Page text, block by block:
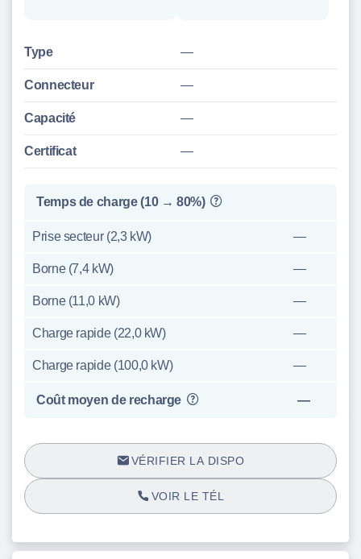
Type —
Connecteur —
Capacité —
Certificat —
Temps de charge (10 → 80%)
Prise secteur (2,3 kW) —
Borne (7,4 kW) —
Borne (11,0 kW) —
Charge rapide (22,0 kW) —
Charge rapide (100,0 kW) —
Coût moyen de recharge —
VÉRIFIER LA DISPO
VOIR LE TÉL